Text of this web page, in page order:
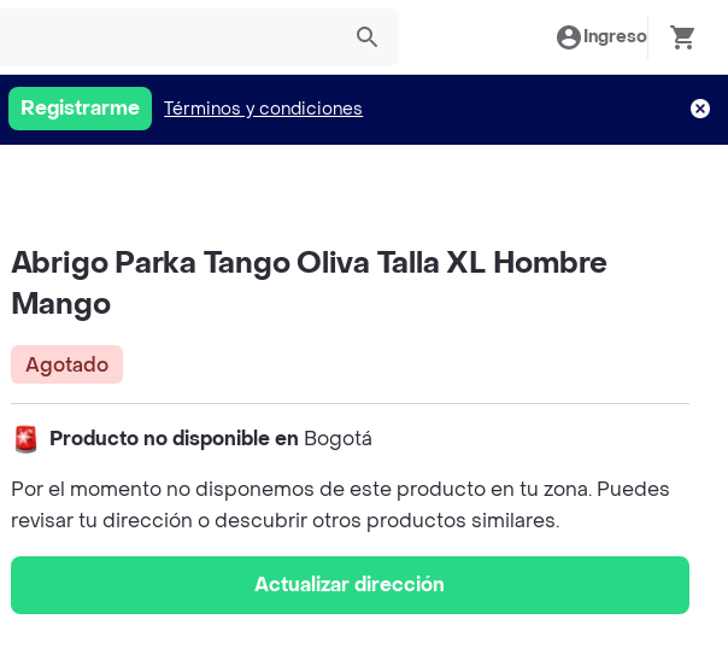
Ingreso
Registrarme Términos y condiciones
Abrigo Parka Tango Oliva Talla XL Hombre
Mango
Agotado
Producto no disponible en Bogotá
Por el momento no disponemos de este producto en tu zona. Puedes
revisar tu dirección o descubrir otros productos similares.
Actualizar dirección